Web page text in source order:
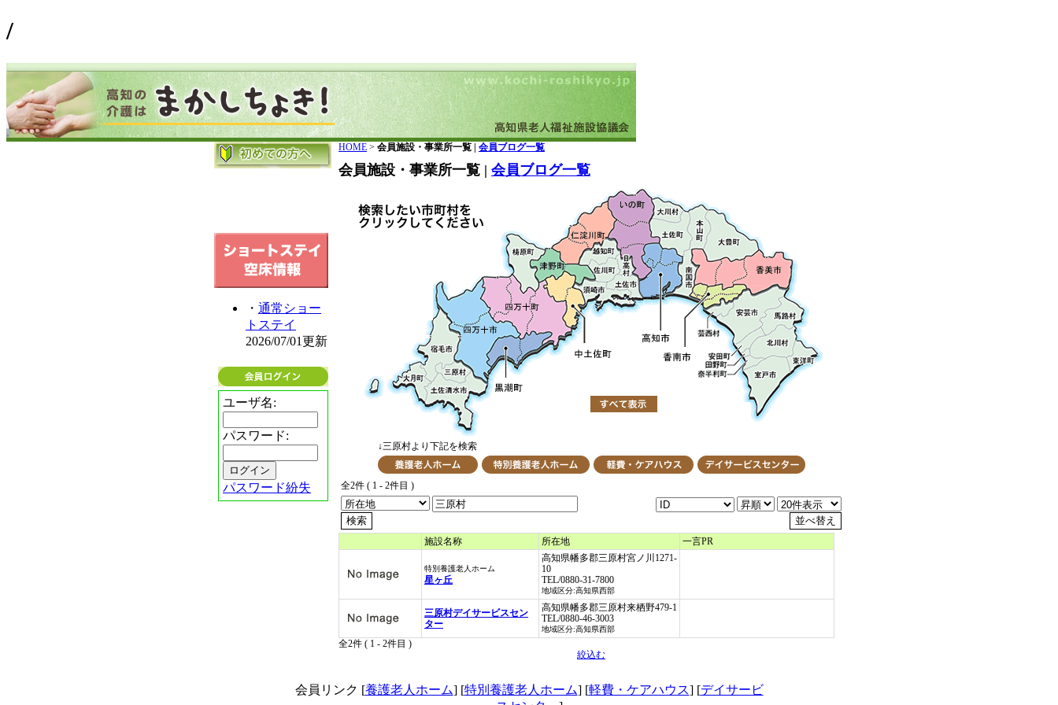
/
・ 通常ショー
トステイ
2026/07/01更新
ユーザ名:
パスワード:
パスワード紛失
HOME > 会員施設・事業所一覧 | 会員ブログ一覧
会員施設・事業所一覧 | 会員ブログ一覧
↓三原村より下記を検索
全2件 ( 1 - 2件目 )
施設名称 所在地 一言PR
特別養護老人ホーム
星ヶ丘
高知県幡多郡三原村宮ノ川1271-
10
TEL/0880-31-7800
地域区分:高知県西部
三原村デイサービスセン
ター
高知県幡多郡三原村来栖野479-1
TEL/0880-46-3003
地域区分:高知県西部
全2件 ( 1 - 2件目 )
絞込む
会員リンク [養護老人ホーム] [特別養護老人ホーム] [軽費・ケアハウス] [デイサービ